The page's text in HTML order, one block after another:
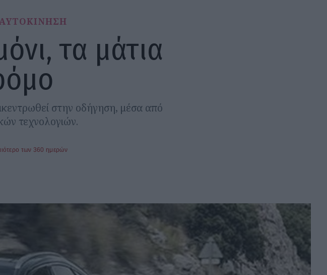
τα μάτια
στην οδήγηση, μέσα από
τεχνολογιών.
των 360 ημερών